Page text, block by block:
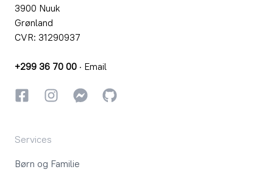
3900 Nuuk
Grønland
CVR: 31290937
+299 36 70 00 · Email
FacebookInstagramInstagram
GitHub
Services
Børn og Familie